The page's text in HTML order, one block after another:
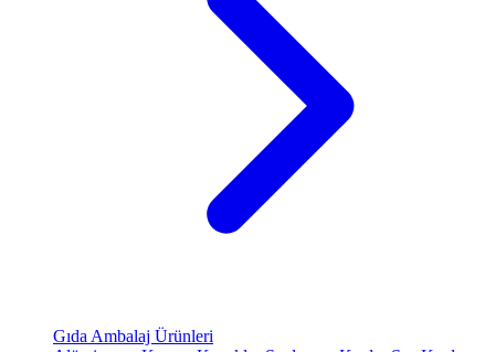
Gıda Ambalaj Ürünleri